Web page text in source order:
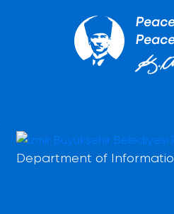
Department of